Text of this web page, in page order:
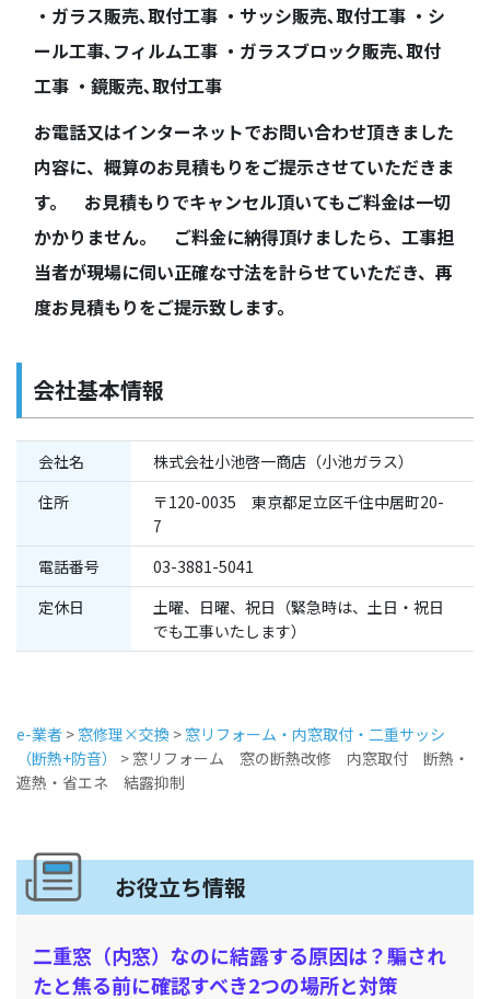
・ガラス販売､取付工事 ・サッシ販売､取付工事 ・シ
ール工事､フィルム工事 ・ガラスブロック販売､取付
工事 ・鏡販売､取付工事
お電話又はインターネットでお問い合わせ頂きました
内容に、概算のお見積もりをご提示させていただきま
す。 お見積もりでキャンセル頂いてもご料金は一切
かかりません。 ご料金に納得頂けましたら、工事担
当者が現場に伺い正確な寸法を計らせていただき、再
度お見積もりをご提示致します。
会社基本情報
会社名
株式会社小池啓一商店（小池ガラス）
住所
〒120-0035 東京都足立区千住中居町20-
7
電話番号
03-3881-5041
定休日
土曜、日曜、祝日（緊急時は、土日・祝日
でも工事いたします）
e-業者 > 窓修理×交換 > 窓リフォーム・内窓取付・二重サッシ
（断熱+防音）
> 窓リフォーム 窓の断熱改修 内窓取付 断熱・
遮熱・省エネ 結露抑制
お役立ち情報
二重窓（内窓）なのに結露する原因は？騙され
たと焦る前に確認すべき2つの場所と対策